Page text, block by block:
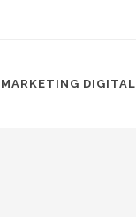
MARKETING DIGITAL